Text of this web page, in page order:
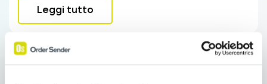
Leggi tutto